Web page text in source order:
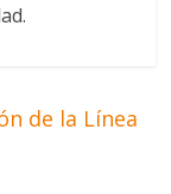
de la Línea